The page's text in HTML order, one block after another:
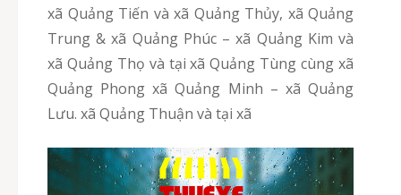
xã Quảng Tiến và xã Quảng Thủy, xã Quảng
Trung & xã Quảng Phúc – xã Quảng Kim và
xã Quảng Thọ và tại xã Quảng Tùng cùng xã
Quảng Phong xã Quảng Minh – xã Quảng
Lưu. xã Quảng Thuận và tại xã